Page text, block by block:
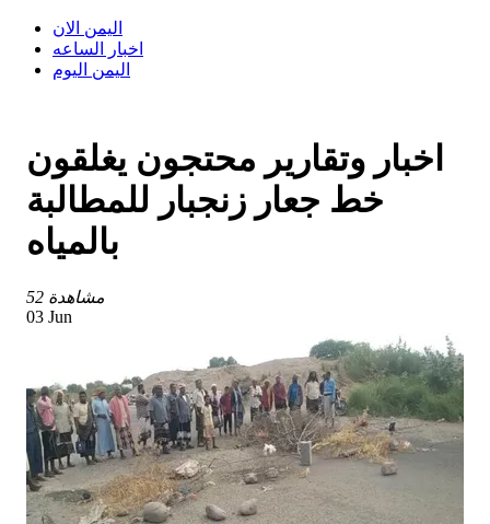
اليمن الان
اخبار الساعه
اليمن اليوم
اخبار وتقارير محتجون يغلقون
خط جعار زنجبار للمطالبة
بالمياه
52 مشاهدة
03 Jun